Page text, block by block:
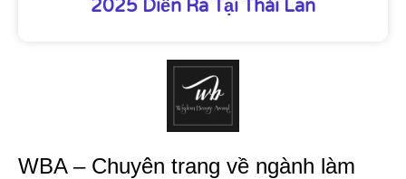
2025 Diễn Ra Tại Thái Lan
WBA – Chuyên trang về ngành làm